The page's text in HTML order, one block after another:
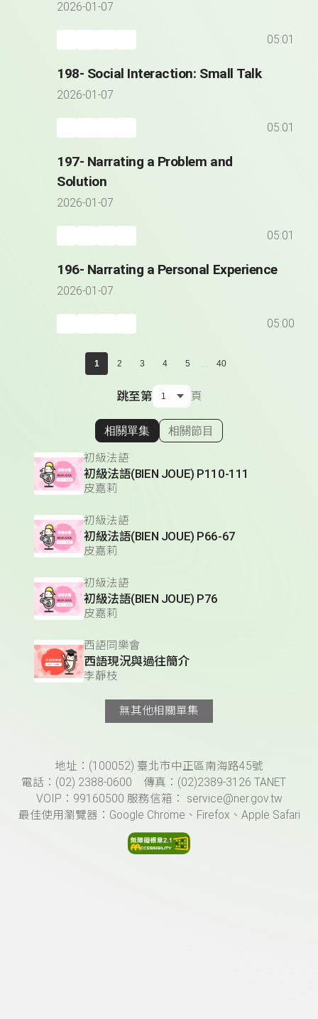
2026-01-07
05:01
198- Social Interaction: Small Talk
2026-01-07
05:01
197- Narrating a Problem and
Solution
2026-01-07
05:01
196- Narrating a Personal Experience
2026-01-07
05:00
1 2 3 4 5 ... 40
跳至第 頁
顯示相關單集
相關單集 相關節目
初級法語
初級法語(BIEN JOUE) P110-111
皮嘉莉
初級法語
初級法語(BIEN JOUE) P66-67
皮嘉莉
初級法語
初級法語(BIEN JOUE) P76
皮嘉莉
西語同樂會
西語現況與過往簡介
李靜枝
無其他相關單集
頁尾資訊地址：(100052) 臺北市中正區南海路45號
電話：(02) 2388-0600 傳真：(02)2389-3126 TANET
VOIP：99160500 服務信箱： service@ner.gov.tw
最佳使用瀏覽器：Google Chrome、Firefox、Apple Safari